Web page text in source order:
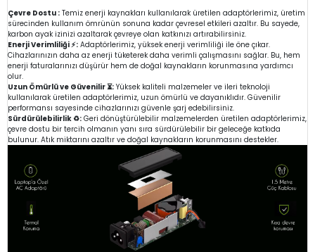
Çevre Dostu : Temiz enerji kaynakları kullanılarak üretilen adaptörlerimiz, üretim
sürecinden kullanım ömrünün sonuna kadar çevresel etkileri azaltır. Bu sayede,
karbon ayak izinizi azaltarak çevreye olan katkınızı artırabilirsiniz.
Enerji Verimliliği ⚡: Adaptörlerimiz, yüksek enerji verimliliği ile öne çıkar.
Cihazlarınızın daha az enerji tüketerek daha verimli çalışmasını sağlar. Bu, hem
enerji faturalarınızı düşürür hem de doğal kaynakların korunmasına yardımcı
olur.
Uzun Ömürlü ve Güvenilir ⏳: Yüksek kaliteli malzemeler ve ileri teknoloji
kullanılarak üretilen adaptörlerimiz, uzun ömürlü ve dayanıklıdır. Güvenilir
performansı sayesinde cihazlarınızı güvenle şarj edebilirsiniz.
Sürdürülebilirlik ♻️: Geri dönüştürülebilir malzemelerden üretilen adaptörlerimiz,
çevre dostu bir tercih olmanın yanı sıra sürdürülebilir bir geleceğe katkıda
bulunur. Atık miktarını azaltır ve doğal kaynakların korunmasını destekler.